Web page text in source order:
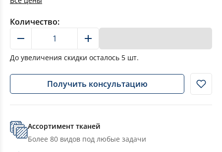
Количество:
До увеличения скидки осталось 5 шт.
Получить консультацию
Ассортимент тканей
Более 80 видов под любые задачи